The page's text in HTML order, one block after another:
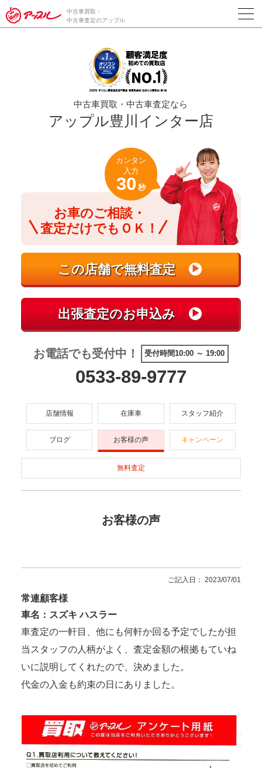
/*ABテスト_新規査定フォームの為のCVボタン*/
中古車買取・
中古車査定のアップル
中古車買取・中古車査定なら
アップル豊川インター店
お車のご相談・
査定だけでもＯＫ！
カンタン
入力
30 秒
お電話でも受付中！ 受付時間10:00 ～ 19:00
0533-89-9777
店舗情報 在庫車 スタッフ紹介
ブログ お客様の声 キャンペーン
無料査定
お客様の声
ご記入日： 2023/07/01
常連顧客様
車名：スズキ ハスラー
車査定の一軒目、他にも何軒か回る予定でしたが担
当スタッフの人柄がよく、査定金額の根拠もていね
いに説明してくれたので、決めました。
代金の入金も約束の日にありました。